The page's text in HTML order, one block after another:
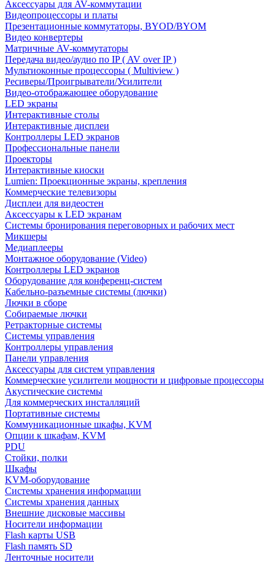
Аксессуары для AV-коммутации
Видеопроцессоры и платы
Презентационные коммутаторы, BYOD/BYOM
Видео конвертеры
Матричные AV-коммутаторы
Передача видео/аудио по IP ( AV over IP )
Мультиоконные процессоры ( Multiview )
Ресиверы/Проигрыватели/Усилители
Видео-отображающее оборудование
LED экраны
Интерактивные столы
Интерактивные дисплеи
Контроллеры LED экранов
Профессиональные панели
Проекторы
Интерактивные киоски
Lumien: Проекционные экраны, крепления
Коммерческие телевизоры
Дисплеи для видеостен
Аксессуары к LED экранам
Системы бронирования переговорных и рабочих мест
Микшеры
Медиаплееры
Монтажное оборудование (Video)
Контроллеры LED экранов
Оборудование для конференц-систем
Кабельно-разъемные системы (лючки)
Лючки в сборе
Собираемые лючки
Ретракторные системы
Системы управления
Контроллеры управления
Панели управления
Аксессуары для систем управления
Коммерческие усилители мощности и цифровые процессоры
Акустические системы
Для коммерческих инсталляций
Портативные системы
Коммуникационные шкафы, KVM
Опции к шкафам, KVM
PDU
Стойки, полки
Шкафы
KVM-оборудование
Системы хранения информации
Системы хранения данных
Внешние дисковые массивы
Носители информации
Flash карты USB
Flash память SD
Ленточные носители